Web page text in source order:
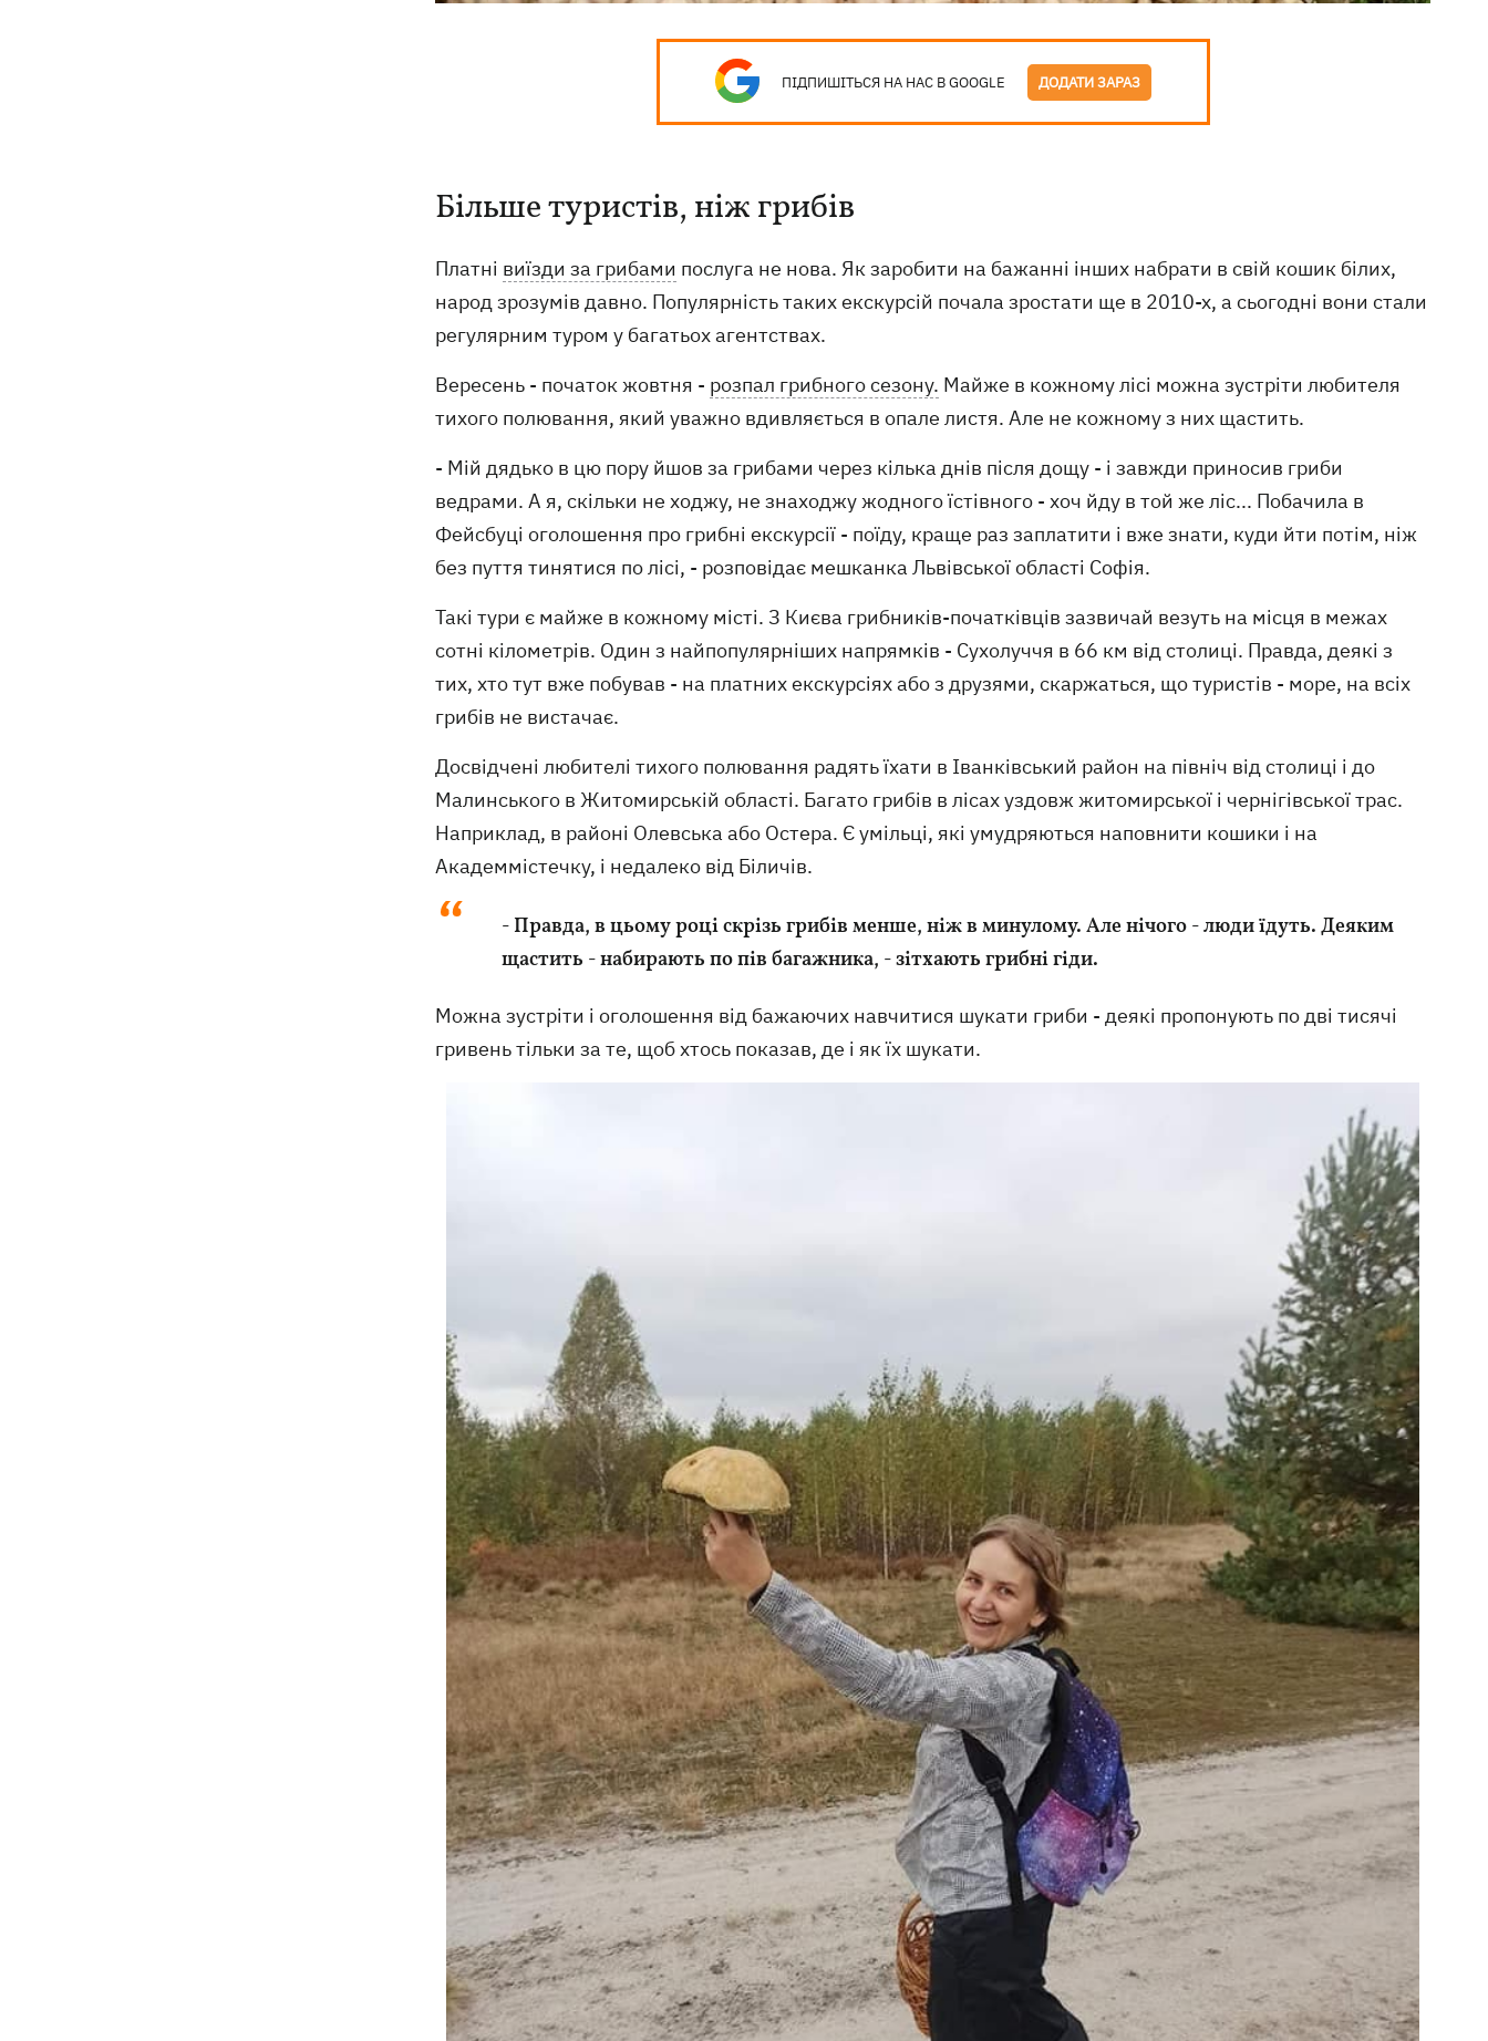
ПІДПИШІТЬСЯ НА НАС В GOOGLE ДОДАТИ ЗАРАЗ
Більше туристів, ніж грибів
Платні виїзди за грибами послуга не нова. Як заробити на бажанні інших набрати в свій кошик білих,
народ зрозумів давно. Популярність таких екскурсій почала зростати ще в 2010-х, а сьогодні вони стали
регулярним туром у багатьох агентствах.
Вересень - початок жовтня - розпал грибного сезону. Майже в кожному лісі можна зустріти любителя
тихого полювання, який уважно вдивляється в опале листя. Але не кожному з них щастить.
- Мій дядько в цю пору йшов за грибами через кілька днів після дощу - і завжди приносив гриби
ведрами. А я, скільки не ходжу, не знаходжу жодного їстівного - хоч йду в той же ліс... Побачила в
Фейсбуці оголошення про грибні екскурсії - поїду, краще раз заплатити і вже знати, куди йти потім, ніж
без пуття тинятися по лісі, - розповідає мешканка Львівської області Софія.
Такі тури є майже в кожному місті. З Києва грибників-початківців зазвичай везуть на місця в межах
сотні кілометрів. Один з найпопулярніших напрямків - Сухолуччя в 66 км від столиці. Правда, деякі з
тих, хто тут вже побував - на платних екскурсіях або з друзями, скаржаться, що туристів - море, на всіх
грибів не вистачає.
Досвідчені любителі тихого полювання радять їхати в Іванківський район на північ від столиці і до
Малинського в Житомирській області. Багато грибів в лісах уздовж житомирської і чернігівської трас.
Наприклад, в районі Олевська або Остера. Є умільці, які умудряються наповнити кошики і на
Академмістечку, і недалеко від Біличів.
- Правда, в цьому році скрізь грибів менше, ніж в минулому. Але нічого - люди їдуть. Деяким
щастить - набирають по пів багажника, - зітхають грибні гіди.
Можна зустріти і оголошення від бажаючих навчитися шукати гриби - деякі пропонують по дві тисячі
гривень тільки за те, щоб хтось показав, де і як їх шукати.